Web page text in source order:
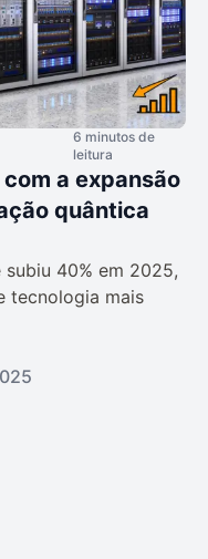
6 minutos de
leitura
a expansão
quântica
40% em 2025,
tecnologia mais